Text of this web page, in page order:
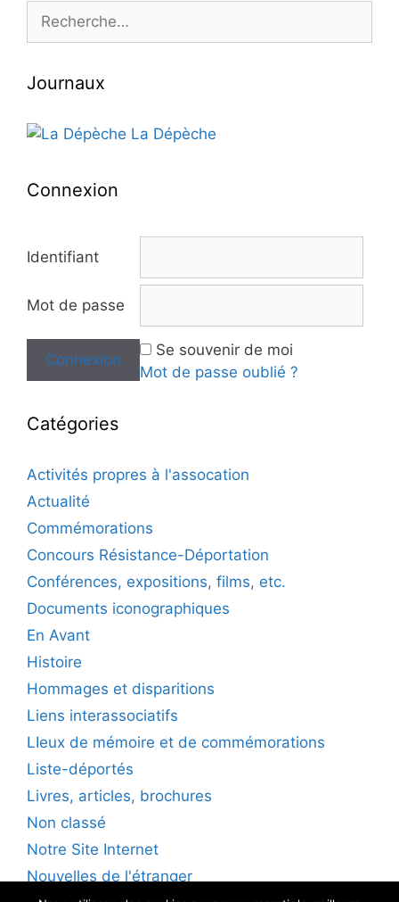
Journaux
La Dépèche
Connexion
Identifiant
Mot de passe
Se souvenir de moi
Mot de passe oublié ?
Catégories
Activités propres à l'assocation
Actualité
Commémorations
Concours Résistance-Déportation
Conférences, expositions, films, etc.
Documents iconographiques
En Avant
Histoire
Hommages et disparitions
Liens interassociatifs
LIeux de mémoire et de commémorations
Liste-déportés
Livres, articles, brochures
Non classé
Notre Site Internet
Nouvelles de l'étranger